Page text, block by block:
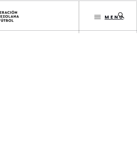
MENU